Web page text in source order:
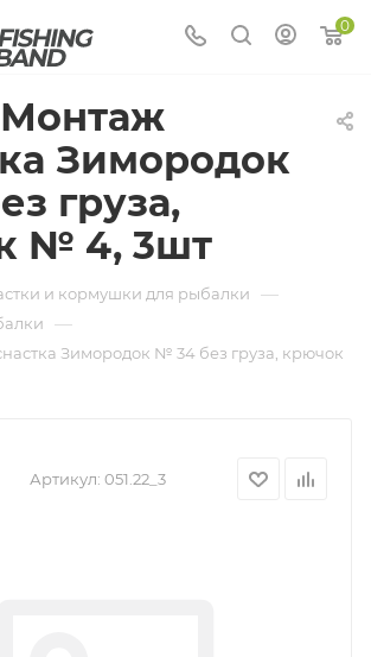
0
Зимородок
груза,
№ 4, 3шт
и кормушки для рыбалки —
—
Зимородок № 34 без груза, крючок
Артикул: 051.22_3